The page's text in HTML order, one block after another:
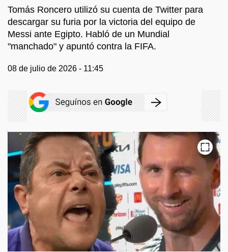
Tomás Roncero utilizó su cuenta de Twitter para
descargar su furia por la victoria del equipo de
Messi ante Egipto. Habló de un Mundial
"manchado" y apuntó contra la FIFA.
08 de julio de 2026 - 11:45